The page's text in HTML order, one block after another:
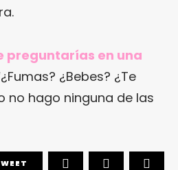
preguntarías en una
¿Bebes? ¿Te
no hago ninguna de las